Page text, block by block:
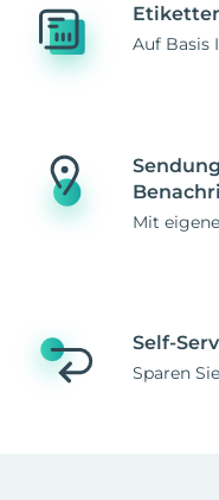
Auf Basis
Mit
Self-
Sparen